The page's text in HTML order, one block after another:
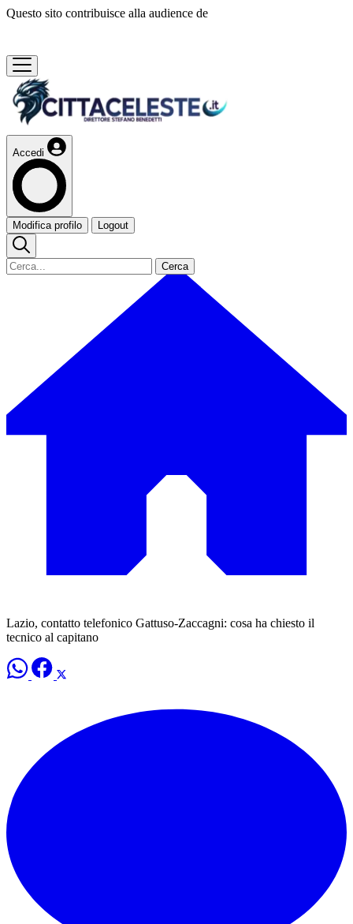
Questo sito contribuisce alla audience de
Accedi
Modifica profilo Logout
Cerca
Lazio, contatto telefonico Gattuso-Zaccagni: cosa ha chiesto il
tecnico al capitano